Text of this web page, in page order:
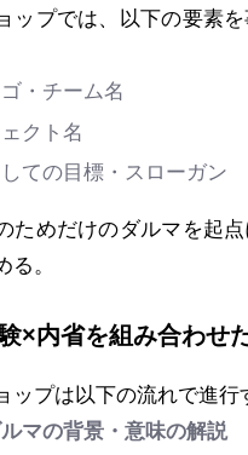
ップでは、以下の要素
・チーム名
クト名
ての目標・スローガン
ためだけのダルマを起
る。
×内省を組み合わせ
ップは以下の流れで進行
マの背景・意味の解説